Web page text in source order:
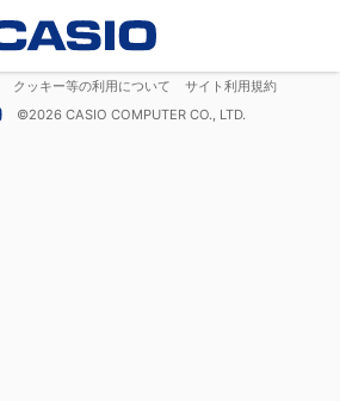
クッキー等の利用について
サイト利用規約
©2026 CASIO COMPUTER CO., LTD.